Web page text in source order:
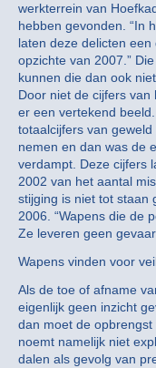
werkterrein van
hebben gevonden. “In
laten deze delicten
opzichte van 2007.”
kunnen die dan ook
Door niet de cijfers
er een vertekend
totaalcijfers van
nemen en dan was de
verdampt. Deze cijfers
2002 van het aantal
stijging is niet tot staan
2006. “Wapens die de
Ze leveren geen
Wapens vinden voor
Als de toe of afname
eigenlijk geen inzicht
dan moet de
noemt namelijk niet
dalen als gevolg van